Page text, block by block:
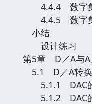
4.4.4 数字集
4.4.5 数字集
小结
设计练习
第5章 D／A与A
5.1 D／A转
5.1.1 DAC的
5.1.2 DAC